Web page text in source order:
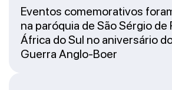
Eventos comemorativos
na paróquia de São Sérgio de
África do Sul no aniversário
Guerra Anglo-Boer